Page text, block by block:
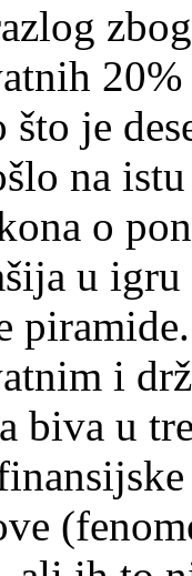
što je
na
o
u igru
i
biva u